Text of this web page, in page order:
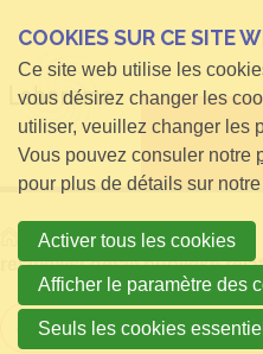
Homeinfos pour Visiteurs
relatielijst detail publieke
Retour à la vue
COOKIES SUR CE SITE
Ce site web utilise les
vous désirez changer les
utiliser, veuillez changer les
Vous pouvez consuler notre
pour plus de détails sur
Activer tous les cookies
Afficher le paramètre des
Seuls les cookies